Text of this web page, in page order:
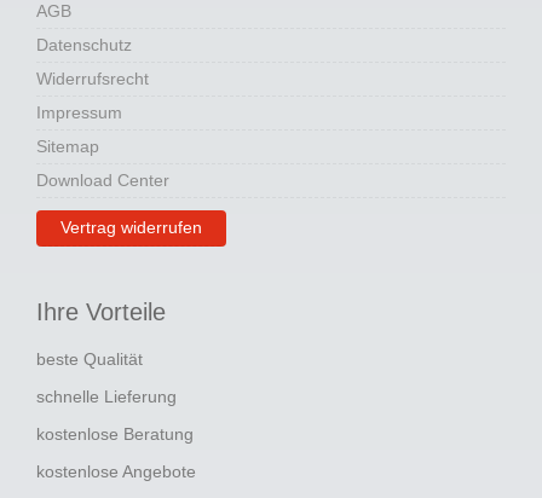
AGB
Datenschutz
Widerrufsrecht
Impressum
Sitemap
Download Center
Vertrag widerrufen
Ihre Vorteile
beste Qualität
schnelle Lieferung
kostenlose Beratung
kostenlose Angebote